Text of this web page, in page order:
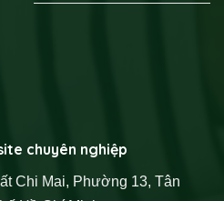
chuyên nghiệp
Chi Mai, Phường 13, Tân